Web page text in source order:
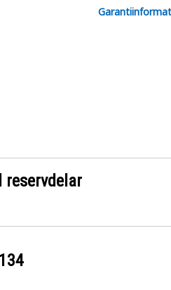
reservdelar